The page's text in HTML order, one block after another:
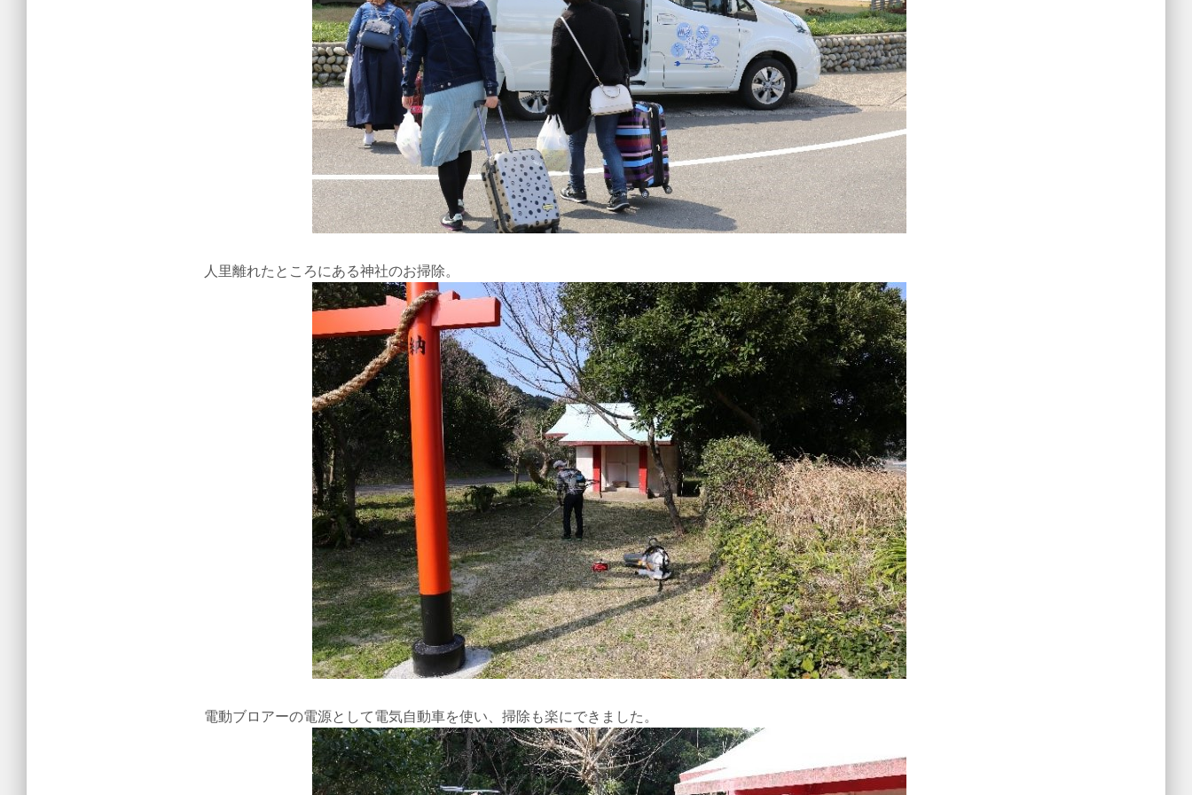
人里離れたところにある神社のお掃除。
電動ブロアーの電源として電気自動車を使い、掃除も楽にできました。